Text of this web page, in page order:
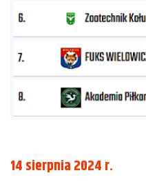
14 sierpnia 2024 r.